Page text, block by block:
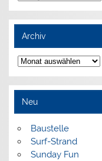
Archiv
Archiv
Neu
Baustelle
Surf-Strand
Sunday Fun